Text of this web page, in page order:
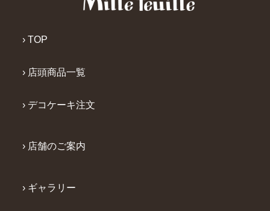
› TOP
› 店頭商品一覧
› デコケーキ注文
› 店舗のご案内
› ギャラリー